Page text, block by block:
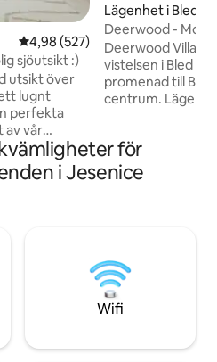
4,98 av 5 i genomsnittligt
4,98 (527)
sjöutsikt :)
utsikt över
lugnt
perfekta
av vår
30
till
Mbps),
till tvätt
Lägenhet i Bled
Deerwood -
med utsikt över
Deerwood Villa
vistelsen i Bled —
promenad till
centrum. Lägenheten ligger på
borta från
rymliga
fantastisk utsikt
kan använda
parkering på
113804
för
i Jesenice
Wifi